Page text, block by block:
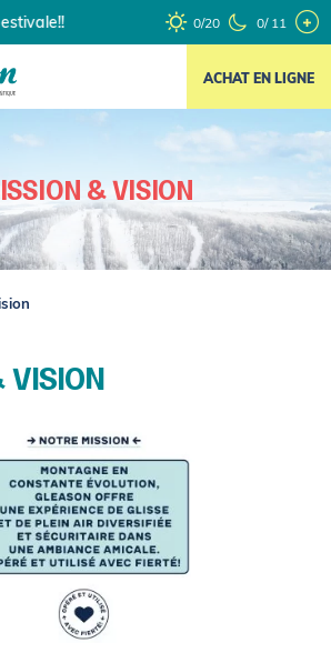
0/20 0/ 11
ACHAT EN LIGNE
& VISION
VISION